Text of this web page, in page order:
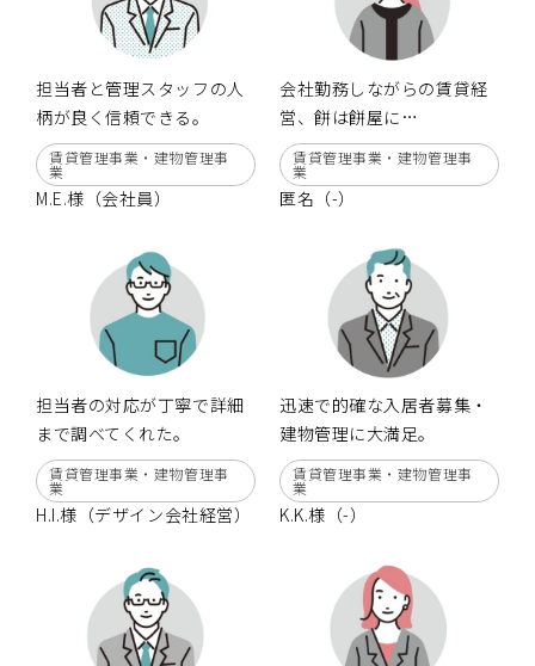
担当者と管理スタッフの人
柄が良く信頼できる。
賃貸管理事業・建物管理事
業
M.E.様（会社員）
会社勤務しながらの賃貸経
営、餅は餅屋に…
賃貸管理事業・建物管理事
業
匿名（-）
担当者の対応が丁寧で詳細
まで調べてくれた。
賃貸管理事業・建物管理事
業
H.I.様（デザイン会社経営）
迅速で的確な入居者募集・
建物管理に大満足。
賃貸管理事業・建物管理事
業
K.K.様（-）